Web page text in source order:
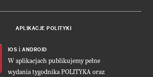
APLIKACJE POLITYKI
IOS i ANDROID
W aplikacjach publikujemy pełne
wydania tygodnika POLITYKA oraz